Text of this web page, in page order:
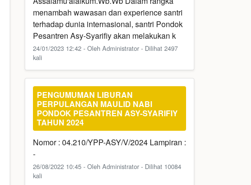
menambah wawasan dan experience santri
terhadap dunia internasional, santri Pondok
Pesantren Asy-Syarifiy akan melakukan k
24/01/2023 12:42 - Oleh Administrator - Dilihat 2497
kali
PENGUMUMAN LIBURAN
PERPULANGAN MAULID NABI
PONDOK PESANTREN ASY-SYARIFIY
TAHUN 2024
Nomor : 04.210/YPP-ASY/V/2024 Lampiran :
-
26/08/2022 10:45 - Oleh Administrator - Dilihat 10084
kali